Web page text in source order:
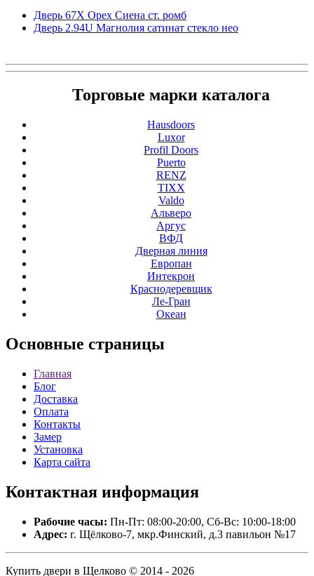
Дверь 67Х Орех Сиена ст. ромб
Дверь 2.94U Магнолия сатинат стекло нео
Торговые марки каталога
Hausdoors
Luxor
Profil Doors
Puerto
RENZ
TIXX
Valdo
Альверо
Аргус
ВФД
Дверная линия
Европан
Интекрон
Краснодеревщик
Ле-Гран
Океан
Основные страницы
Главная
Блог
Доставка
Оплата
Контакты
Замер
Установка
Карта сайта
Контактная информация
Рабочие часы: Пн-Пт: 08:00-20:00, Сб-Вс: 10:00-18:00
Адрес: г. Щёлково-7, мкр.Финский, д.3 павильон №17
Купить двери в Щелково © 2014 - 2026